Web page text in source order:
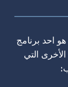
احد برنامج
التي